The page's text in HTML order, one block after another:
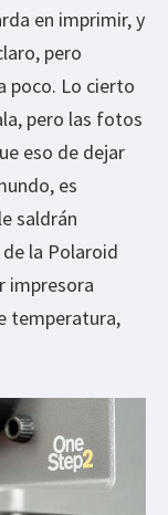
en imprimir, y
pero
poco. Lo cierto
pero las fotos
eso de dejar
es
saldrán
la Polaroid
impresora
temperatura,